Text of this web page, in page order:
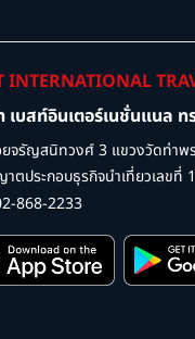
INTERNATIONAL
เบสท์อินเตอร์เนชั่นแนล ท
จรัญสนิทวงศ์ 3 แขวงวัดท่าพ
าตประกอบธุรกิจนำเที่ยวเลขที่
868-2233